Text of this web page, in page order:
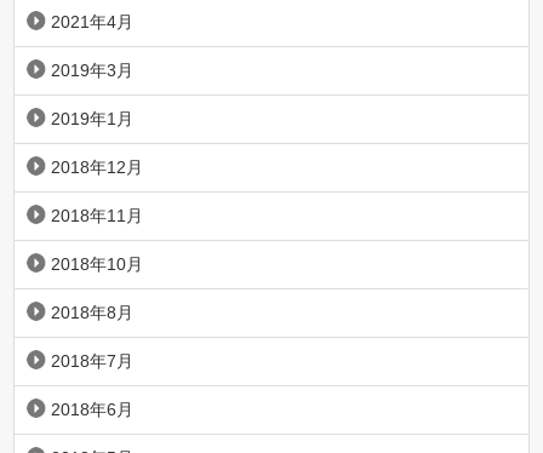
2021年4月
2019年3月
2019年1月
2018年12月
2018年11月
2018年10月
2018年8月
2018年7月
2018年6月